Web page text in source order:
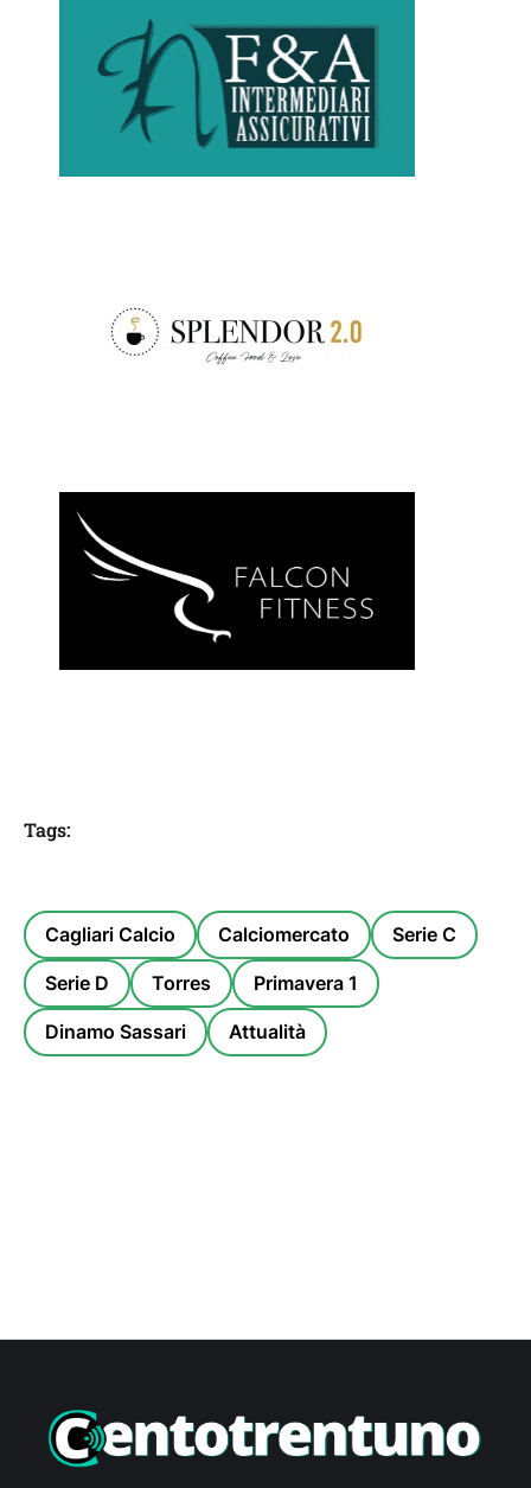
Tags:
Cagliari Calcio Calciomercato Serie C
Serie D Torres Primavera 1
Dinamo Sassari Attualità